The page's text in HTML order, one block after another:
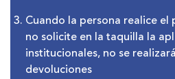
Cuando la persona realice
no solicite en la taquilla la
institucionales, no se
devoluciones